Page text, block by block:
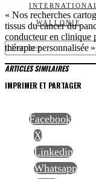
WALLONIE
« Nos recherches
tissus du cancer du
conducteur en clinique
thérapie personnalisée
ARTICLES SIMILAIRES
IMPRIMER ET PARTAGER
Facebook
X
Linkedin
Whatsapp